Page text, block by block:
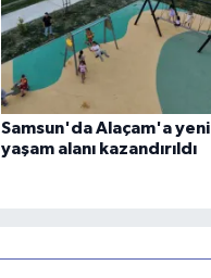
Samsun'da Alaçam'a yeni
yaşam alanı kazandırıldı